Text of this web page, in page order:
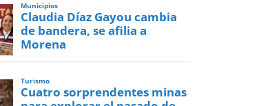
Municipios
Claudia Díaz Gayou cambia
de bandera, se afilia a
Morena
Turismo
Cuatro sorprendentes minas